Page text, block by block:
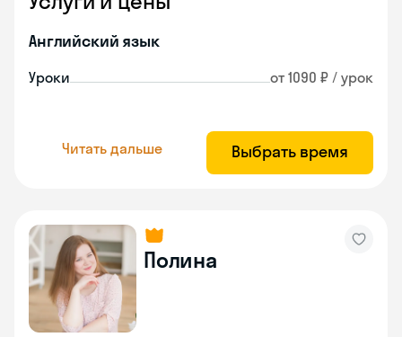
Английский язык
Уроки от 1090 ₽ / урок
Читать дальше Выбрать время
Полина